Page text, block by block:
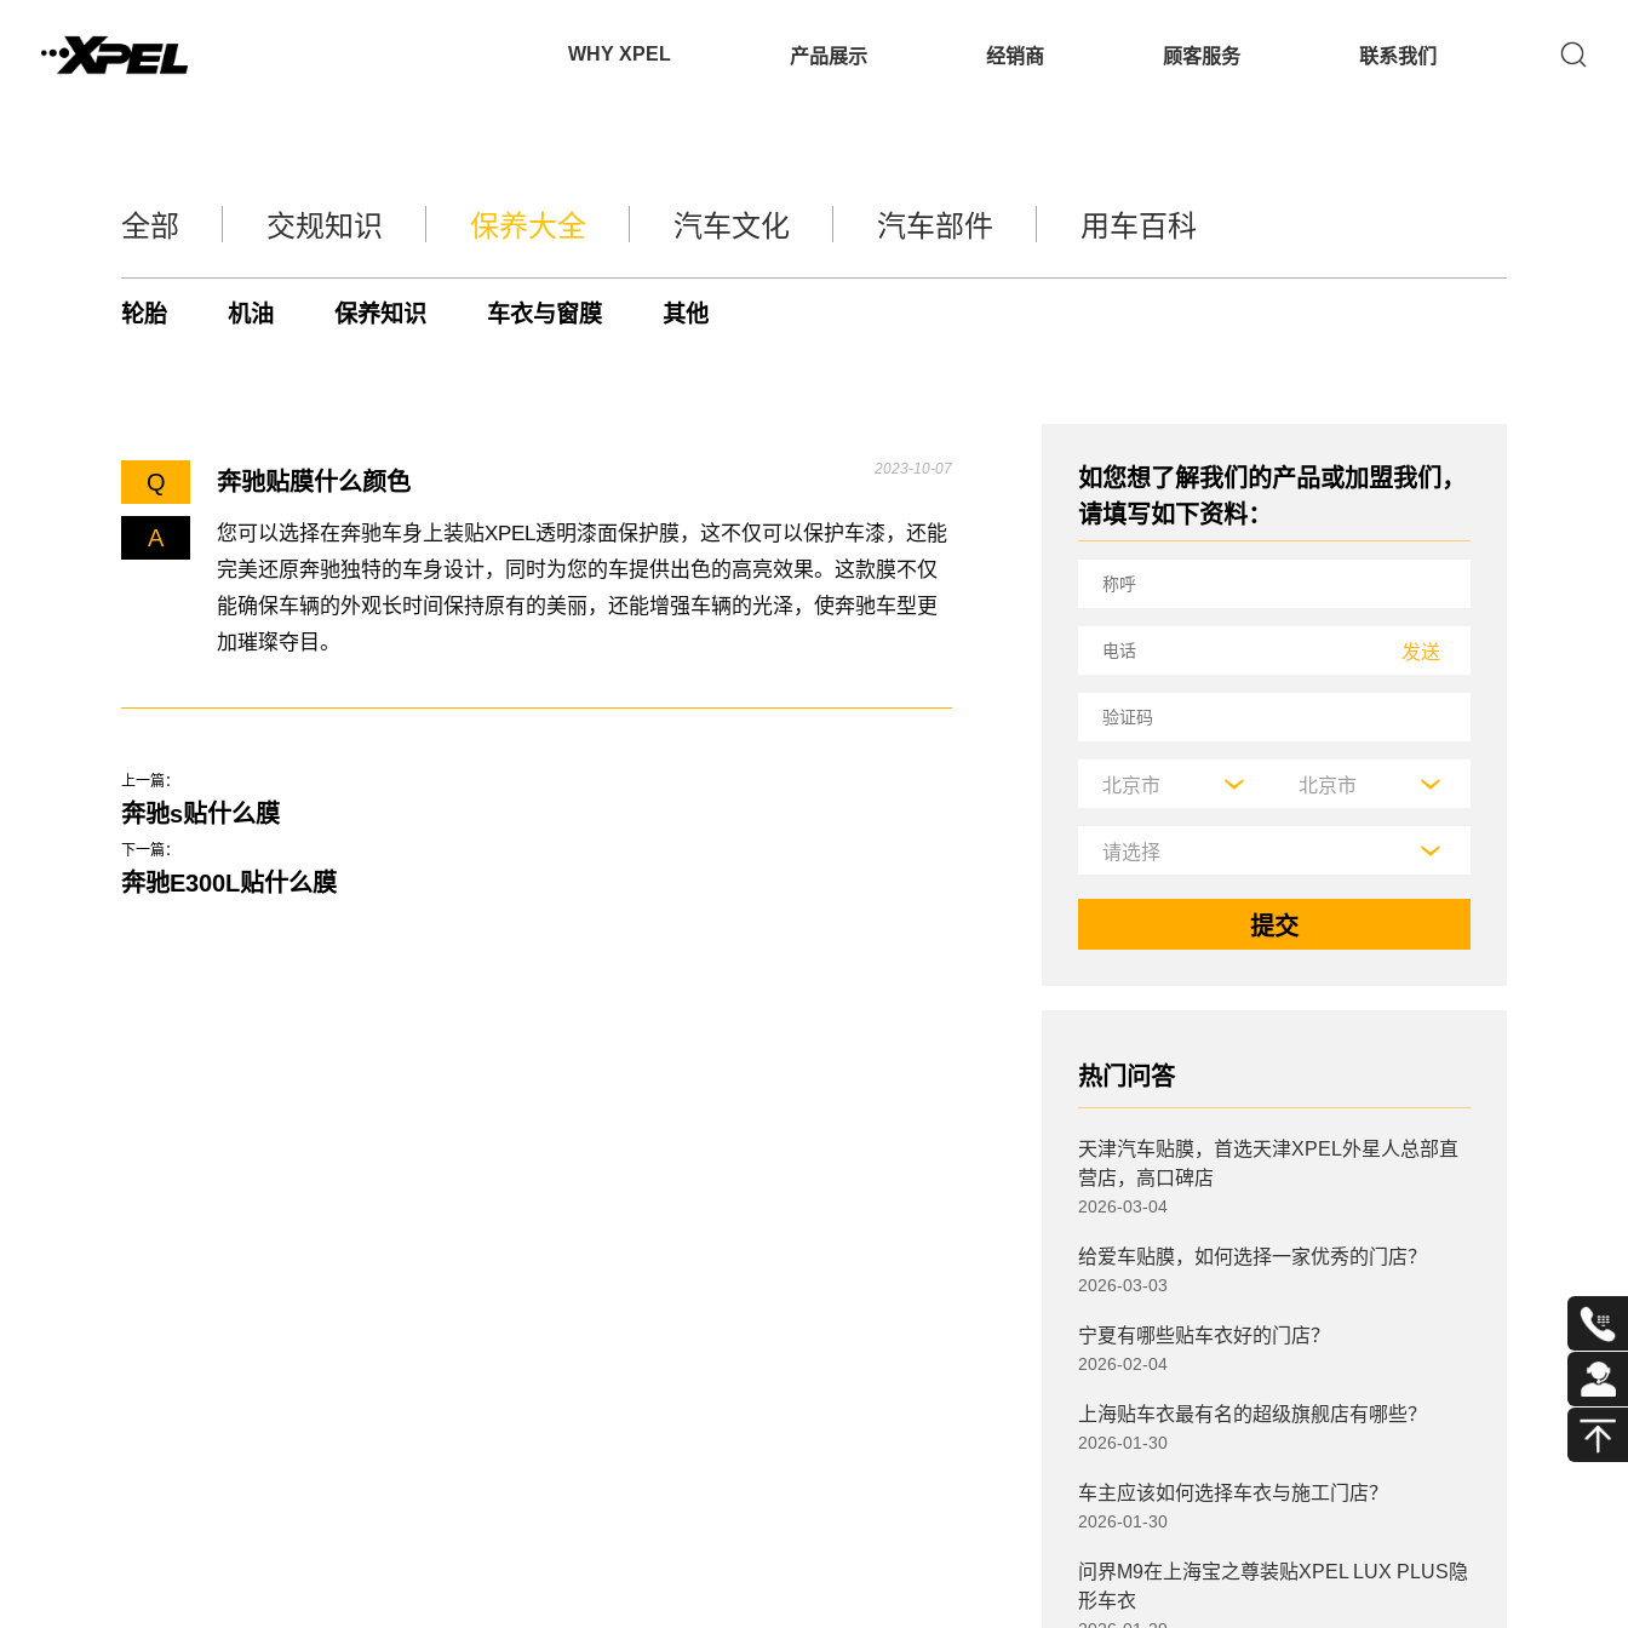
WHY XPEL 产品展示 经销商 顾客服务 联系我们
全部 交规知识 保养大全 汽车文化 汽车部件 用车百科
轮胎 机油 保养知识 车衣与窗膜 其他
Q 奔驰贴膜什么颜色 2023-10-07
A
您可以选择在奔驰车身上装贴XPEL透明漆面保护膜，这不仅可以保护车漆，还能
完美还原奔驰独特的车身设计，同时为您的车提供出色的高亮效果。这款膜不仅
能确保车辆的外观长时间保持原有的美丽，还能增强车辆的光泽，使奔驰车型更
加璀璨夺目。
上一篇：
奔驰s贴什么膜
下一篇：
奔驰E300L贴什么膜
如您想了解我们的产品或加盟我们，
请填写如下资料：
发送
热门问答
天津汽车贴膜，首选天津XPEL外星人总部直
营店，高口碑店
2026-03-04
给爱车贴膜，如何选择一家优秀的门店？
2026-03-03
宁夏有哪些贴车衣好的门店？
2026-02-04
上海贴车衣最有名的超级旗舰店有哪些？
2026-01-30
车主应该如何选择车衣与施工门店？
2026-01-30
问界M9在上海宝之尊装贴XPEL LUX PLUS隐
形车衣